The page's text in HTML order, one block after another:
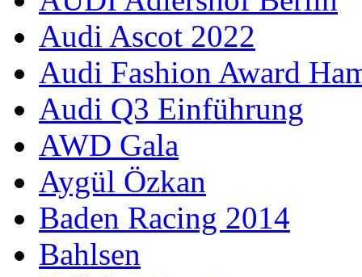
Audi Ascot 2022
Audi Fashion Award
Audi Q3 Einführung
AWD Gala
Aygül Özkan
Baden Racing 2014
Bahlsen